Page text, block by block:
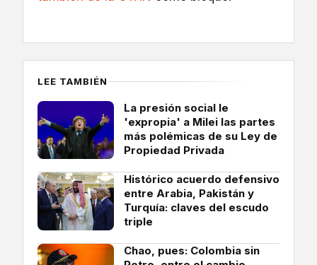
LEE TAMBIÉN
La presión social le
'expropia' a Milei las partes
más polémicas de su Ley de
Propiedad Privada
Histórico acuerdo defensivo
entre Arabia, Pakistán y
Turquía: claves del escudo
triple
Chao, pues: Colombia sin